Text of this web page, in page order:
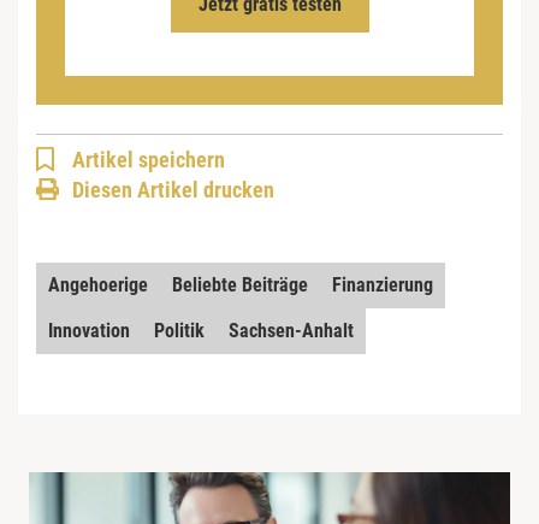
Artikel speichern
Diesen Artikel drucken
Angehoerige Beliebte Beiträge
Finanzierung
Innovation
Politik Sachsen-Anhalt